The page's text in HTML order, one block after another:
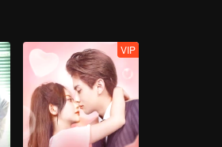
VIP